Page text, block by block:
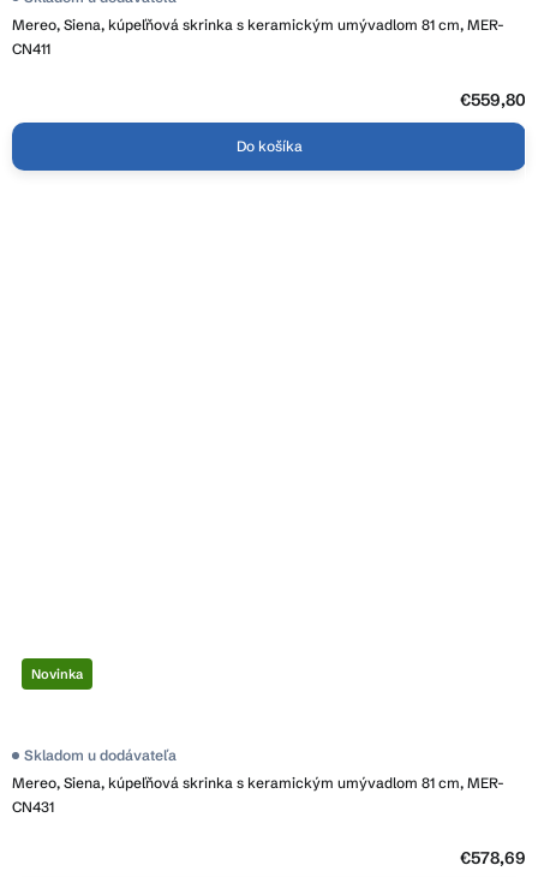
Mereo, Siena, kúpeľňová skrinka s keramickým umývadlom 81 cm, MER-
CN411
€559,80
Do košíka
Novinka
Mereo, Siena, kúpeľňová skrinka s keramickým umývadlom 81 cm, MER-
CN431
Skladom u dodávateľa
€578,69